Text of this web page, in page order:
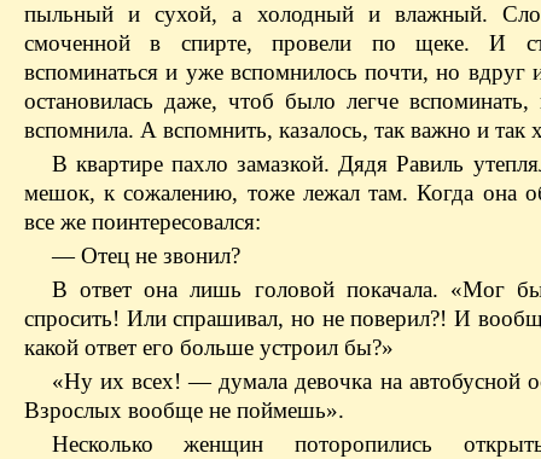
пыльный и сухой, а холодный и влажный.
смоченной в спирте, провели по щеке. И
вспоминаться и уже вспомнилось почти, но вдруг
остановилась даже, чтоб было легче
вспомнила. А вспомнить, казалось, так важно и так
В квартире пахло замазкой. Дядя Равиль
мешок, к сожалению, тоже лежал там. Когда она
все же поинтересовался:
— Отец не звонил?
В ответ она лишь головой покачала. «Мог
спросить! Или спрашивал, но не поверил?! И
какой ответ его больше устроил бы?»
«Ну их всех! — думала девочка на автобусной
Взрослых вообще не поймешь».
Несколько женщин поторопились